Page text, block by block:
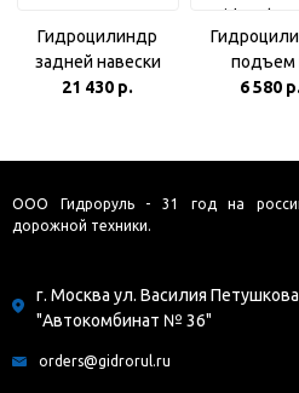
Гидроцилиндр
задней навески
тракторов МТЗ
)
21 430 р.
подъем
опускание
СНФ-
6 580 р.
ООО Гидроруль - 31 год на
дорожной техники.
г. Москва ул. Василия
"Автокомбинат № 36"
orders@gidrorul.ru